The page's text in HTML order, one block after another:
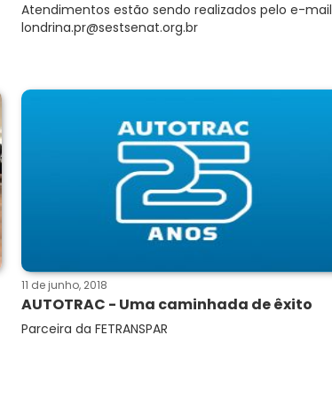
Atendimentos estão sendo realizados pelo e-mail
londrina.pr@sestsenat.org.br
11 de junho, 2018
AUTOTRAC - Uma caminhada de êxito
Parceira da FETRANSPAR